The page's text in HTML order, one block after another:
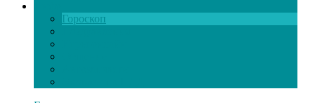
Гороскоп